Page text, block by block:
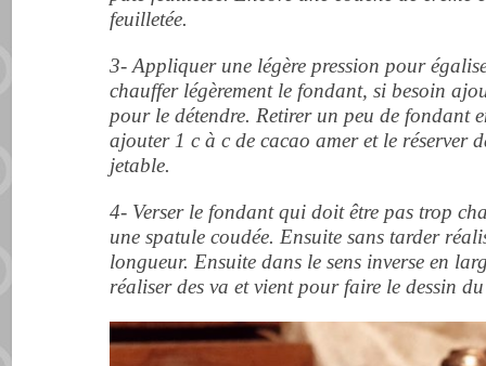
feuilletée.
3- Appliquer une légère pression pour
chauffer légèrement le fondant, si besoin
pour le détendre. Retirer un peu de fondant
ajouter 1 c à c de cacao amer et le réserver
jetable.
4- Verser le fondant qui doit être pas trop
une spatule coudée. Ensuite sans tarder
longueur. Ensuite dans le sens inverse en
réaliser des va et vient pour faire le dessin